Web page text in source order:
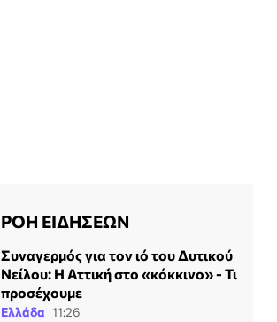
ΡΟΗ ΕΙΔΗΣΕΩΝ
Συναγερμός για τον ιό του Δυτικού
Νείλου: Η Αττική στο «κόκκινο» - Τι
προσέχουμε
Ελλάδα 11:26